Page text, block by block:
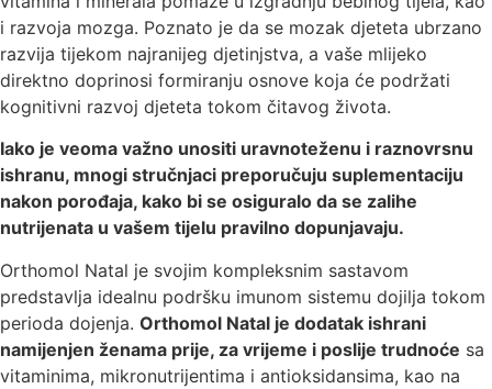
i razvoja mozga. Poznato je da se mozak djeteta ubrzano
razvija tijekom najranijeg djetinjstva, a vaše mlijeko
direktno doprinosi formiranju osnove koja će podržati
kognitivni razvoj djeteta tokom čitavog života.
Iako je veoma važno unositi uravnoteženu i raznovrsnu
ishranu, mnogi stručnjaci preporučuju suplementaciju
nakon porođaja, kako bi se osiguralo da se zalihe
nutrijenata u vašem tijelu pravilno dopunjavaju.
Orthomol Natal je svojim kompleksnim sastavom
predstavlja idealnu podršku imunom sistemu dojilja tokom
perioda dojenja. Orthomol Natal je dodatak ishrani
namijenjen ženama prije, za vrijeme i poslije trudnoće sa
vitaminima, mikronutrijentima i antioksidansima, kao na